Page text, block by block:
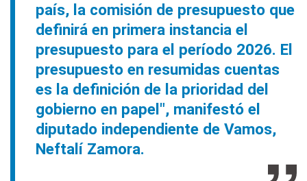
país, la comisión de presupuesto que
definirá en primera instancia el
presupuesto para el período 2026. El
presupuesto en resumidas cuentas
es la definición de la prioridad del
gobierno en papel", manifestó el
diputado independiente de Vamos,
Neftalí Zamora.